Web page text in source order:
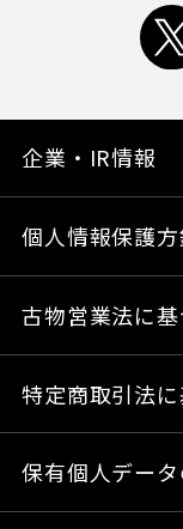
企業・IR情報
個人情報保護
古物営業法に
特定商取引法
保有個人デー